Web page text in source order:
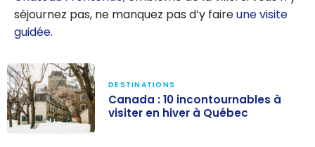
séjournez pas, ne manquez pas d’y faireune visite
guidée.
DESTINATIONS
Canada : 10 incontournables à
visiter en hiver à Québec